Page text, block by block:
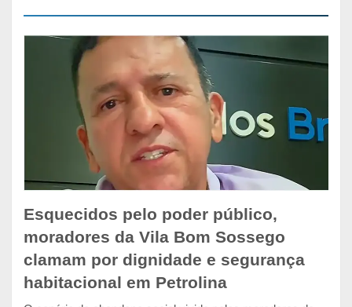
Esquecidos pelo poder público,
moradores da Vila Bom Sossego
clamam por dignidade e segurança
habitacional em Petrolina